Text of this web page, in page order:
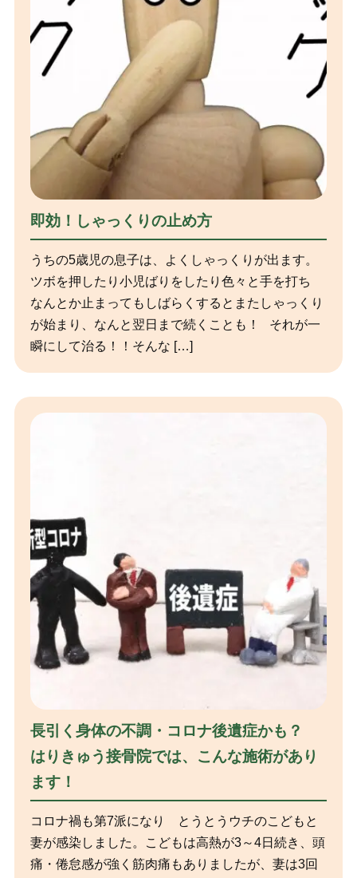
即効！しゃっくりの止め方
うちの5歳児の息子は、よくしゃっくりが出ます。
ツボを押したり小児ばりをしたり色々と手を打ち
なんとか止まってもしばらくするとまたしゃっくり
が始まり、なんと翌日まで続くことも！ それが一
瞬にして治る！！そんな […]
長引く身体の不調・コロナ後遺症かも？
はりきゅう接骨院では、こんな施術があり
ます！
コロナ禍も第7派になり とうとうウチのこどもと
妻が感染しました。こどもは高熱が3～4日続き、頭
痛・倦怠感が強く筋肉痛もありましたが、妻は3回